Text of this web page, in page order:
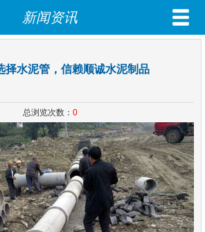
新闻资讯
择水泥管，信赖顺诚水泥制品
总浏览次数： 0